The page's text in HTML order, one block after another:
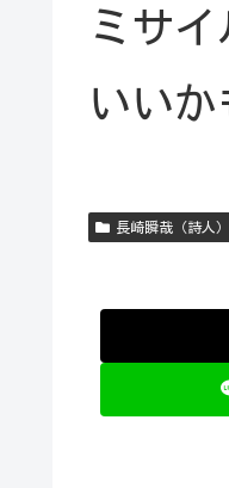
ミサ
いいか
長崎瞬哉（詩人）